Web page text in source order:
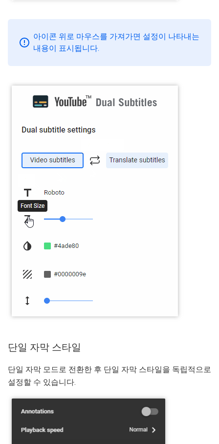
아이콘 위로 마우스를 가져가면 설정이 나타내는
내용이 표시됩니다.
단일 자막 스타일
단일 자막 모드로 전환한 후 단일 자막 스타일을 독립적으로
설정할 수 있습니다.